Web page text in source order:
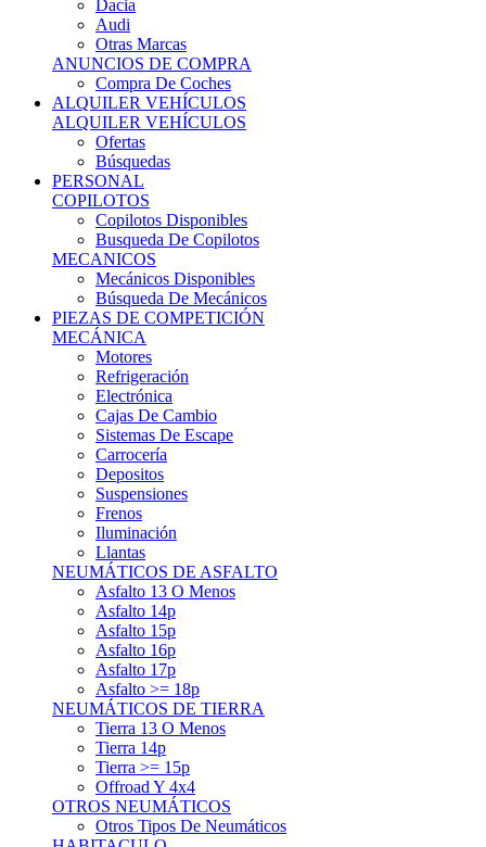
Dacia
Audi
Otras Marcas
ANUNCIOS DE COMPRA
Compra De Coches
ALQUILER VEHÍCULOS
ALQUILER VEHÍCULOS
Ofertas
Búsquedas
PERSONAL
COPILOTOS
Copilotos Disponibles
Busqueda De Copilotos
MECANICOS
Mecánicos Disponibles
Búsqueda De Mecánicos
PIEZAS DE COMPETICIÓN
MECÁNICA
Motores
Refrigeración
Electrónica
Cajas De Cambio
Sistemas De Escape
Carrocería
Depositos
Suspensiones
Frenos
Iluminación
Llantas
NEUMÁTICOS DE ASFALTO
Asfalto 13 O Menos
Asfalto 14p
Asfalto 15p
Asfalto 16p
Asfalto 17p
Asfalto >= 18p
NEUMÁTICOS DE TIERRA
Tierra 13 O Menos
Tierra 14p
Tierra >= 15p
Offroad Y 4x4
OTROS NEUMÁTICOS
Otros Tipos De Neumáticos